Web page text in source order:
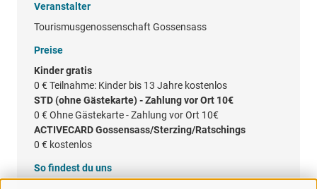
Veranstalter
Tourismusgenossenschaft Gossensass
Preise
Kinder gratis
0 € Teilnahme: Kinder bis 13 Jahre kostenlos
STD (ohne Gästekarte) - Zahlung vor Ort 10€
0 € Ohne Gästekarte - Zahlung vor Ort 10€
ACTIVECARD Gossensass/Sterzing/Ratschings
0 € kostenlos
So findest du uns